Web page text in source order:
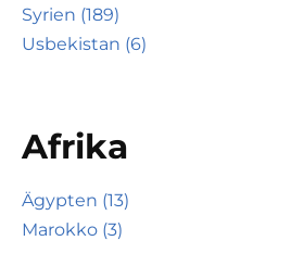
Syrien (189)
Usbekistan (6)
Afrika
Ägypten (13)
Marokko (3)